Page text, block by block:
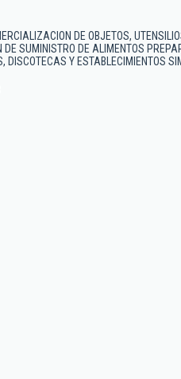
DE OBJETOS,
DE SUMINISTRO DE ALIMENTOS
DISCOTECAS Y ESTABLECIMIENTOS